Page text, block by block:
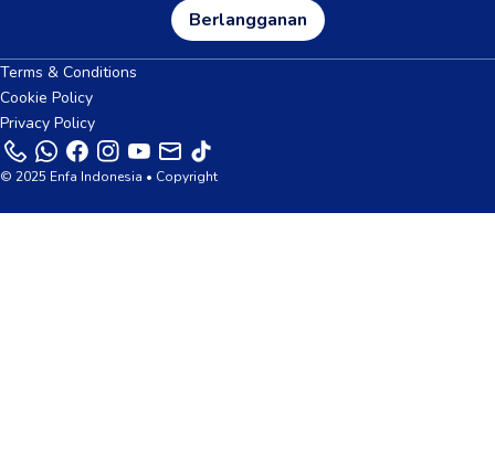
Berlangganan
Terms & Conditions
Cookie Policy
Privacy Policy
© 2025 Enfa Indonesia • Copyright